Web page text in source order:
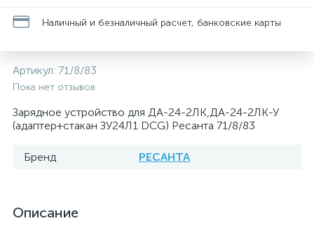
Наличный и безналичный расчет, банковские карты
Артикул: 71/8/83
Пока нет отзывов
Зарядное устройство для ДА-24-2ЛК,ДА-24-2ЛК-У
(адаптер+стакан ЗУ24Л1 DCG) Ресанта 71/8/83
Бренд РЕСАНТА
Описание